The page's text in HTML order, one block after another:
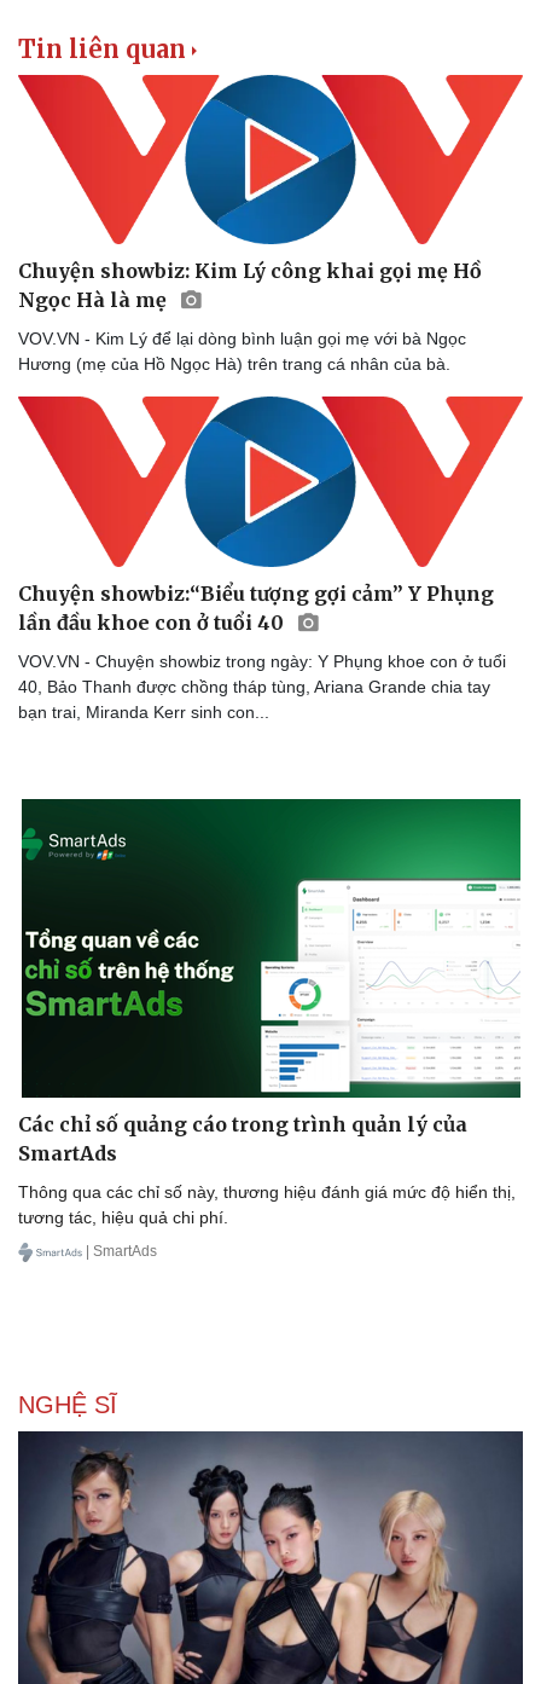
Văn hóa
Âm nhạc
Di sản
Sao Việt
Tin liên quan
Chuyện showbiz: Kim Lý công khai gọi mẹ Hồ
Ngọc Hà là mẹ
VOV.VN - Kim Lý để lại dòng bình luận gọi mẹ với bà Ngọc
Hương (mẹ của Hồ Ngọc Hà) trên trang cá nhân của bà.
Chuyện showbiz:“Biểu tượng gợi cảm” Y Phụng
lần đầu khoe con ở tuổi 40
VOV.VN - Chuyện showbiz trong ngày: Y Phụng khoe con ở tuổi
40, Bảo Thanh được chồng tháp tùng, Ariana Grande chia tay
bạn trai, Miranda Kerr sinh con...
Các chỉ số quảng cáo trong trình quản lý của
SmartAds
Thông qua các chỉ số này, thương hiệu đánh giá mức độ hiển thị,
tương tác, hiệu quả chi phí.
| SmartAds
NGHỆ SĨ